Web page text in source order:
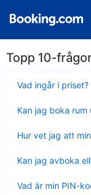
Topp 10-
Vad ingår i priset?
mindre
Kan jag boka
mindre
Hur vet jag att
mindre
Kan jag avboka
mindre
Vad är min PIN-
mindre